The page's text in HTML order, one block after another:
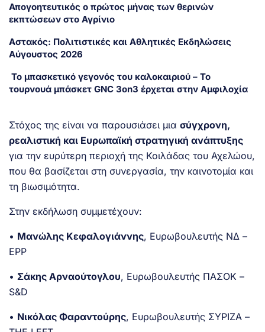
Απογοητευτικός ο πρώτος μήνας των θερινών
εκπτώσεων στο Αγρίνιο
Αστακός: Πολιτιστικές και Αθλητικές Εκδηλώσεις
Αύγουστος 2026
Το μπασκετικό γεγονός του καλοκαιριού – Το
τουρνουά μπάσκετ GNC 3on3 έρχεται στην Αμφιλοχία
Στόχος της είναι να παρουσιάσει μια σύγχρονη,
ρεαλιστική και Ευρωπαϊκή στρατηγική ανάπτυξης
για την ευρύτερη περιοχή της Κοιλάδας του Αχελώου,
που θα βασίζεται στη συνεργασία, την καινοτομία και
τη βιωσιμότητα.
Στην εκδήλωση συμμετέχουν:
• Μανώλης Κεφαλογιάννης, Ευρωβουλευτής ΝΔ –
EPP
• Σάκης Αρναούτογλου, Ευρωβουλευτής ΠΑΣΟΚ –
S&D
• Νικόλας Φαραντούρης, Ευρωβουλευτής ΣΥΡΙΖΑ –